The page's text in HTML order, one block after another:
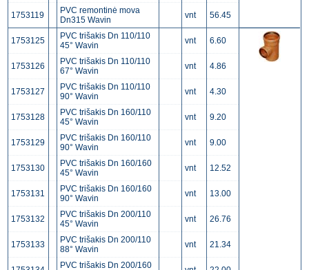
1753119
PVC remontinė mova
Dn315 Wavin
vnt 56.45
1753125
PVC trišakis Dn 110/110
45° Wavin
vnt 6.60
1753126
PVC trišakis Dn 110/110
67° Wavin
vnt 4.86
1753127
PVC trišakis Dn 110/110
90° Wavin
vnt 4.30
1753128
PVC trišakis Dn 160/110
45° Wavin
vnt 9.20
1753129
PVC trišakis Dn 160/110
90° Wavin
vnt 9.00
1753130
PVC trišakis Dn 160/160
45° Wavin
vnt 12.52
1753131
PVC trišakis Dn 160/160
90° Wavin
vnt 13.00
1753132
PVC trišakis Dn 200/110
45° Wavin
vnt 26.76
1753133
PVC trišakis Dn 200/110
88° Wavin
vnt 21.34
PVC trišakis Dn 200/160